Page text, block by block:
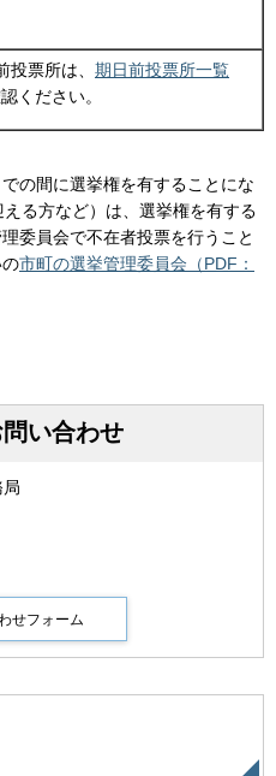
票所は、 期日前投票所一覧
ください。
の間に選挙権を有することにな
る方など）は、選挙権を有する
委員会で不在者投票を行うこと
市町の選挙管理委員会（PDF：
い合わせ